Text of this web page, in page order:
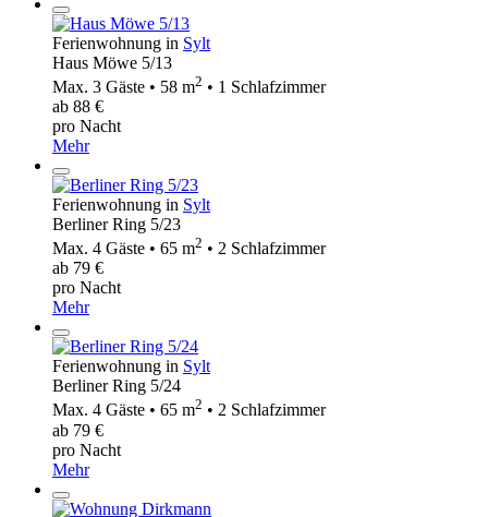
Ferienwohnung in Sylt
Haus Möwe 5/13
Max. 3 Gäste • 58 m2 • 1 Schlafzimmer
ab 88 €
pro Nacht
Mehr
Ferienwohnung in Sylt
Berliner Ring 5/23
Max. 4 Gäste • 65 m2 • 2 Schlafzimmer
ab 79 €
pro Nacht
Mehr
Ferienwohnung in Sylt
Berliner Ring 5/24
Max. 4 Gäste • 65 m2 • 2 Schlafzimmer
ab 79 €
pro Nacht
Mehr